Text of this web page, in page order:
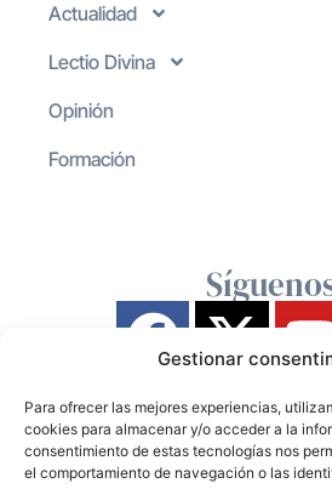
Gestionar
Para ofrecer las mejores experiencias,
cookies para almacenar y/o acceder a la
consentimiento de estas tecnologías nos
el comportamiento de navegación o las
Actualidad
Lectio Divina
Opinión
Formación